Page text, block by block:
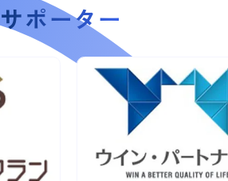
サポーター